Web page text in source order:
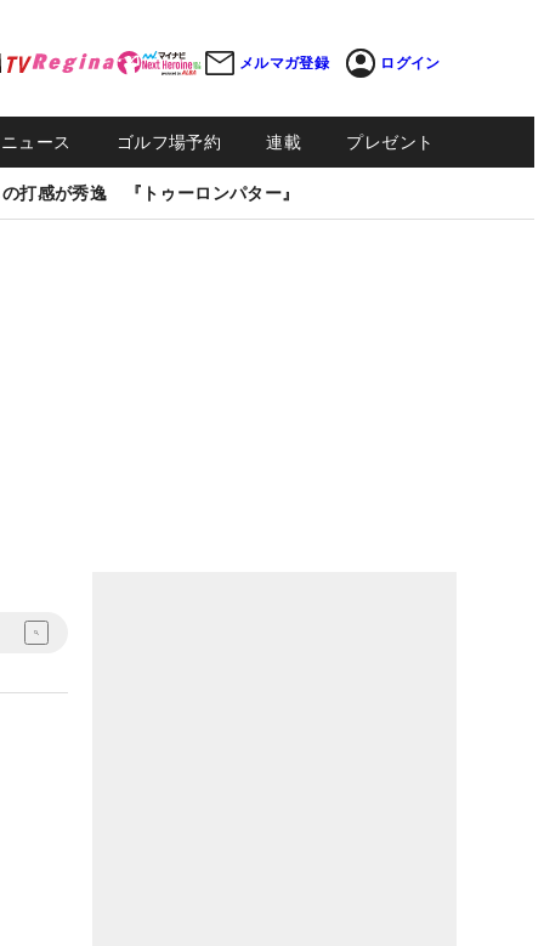
メルマガ登録 ログイン
ュース ゴルフ場予約 連載 プレゼント
打感が秀逸 『トゥーロンパター』